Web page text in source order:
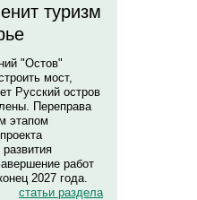
туризм
"Остов"
мост,
Русский остров
Переправа
этапом
работ
2027 года.
статьи раздела